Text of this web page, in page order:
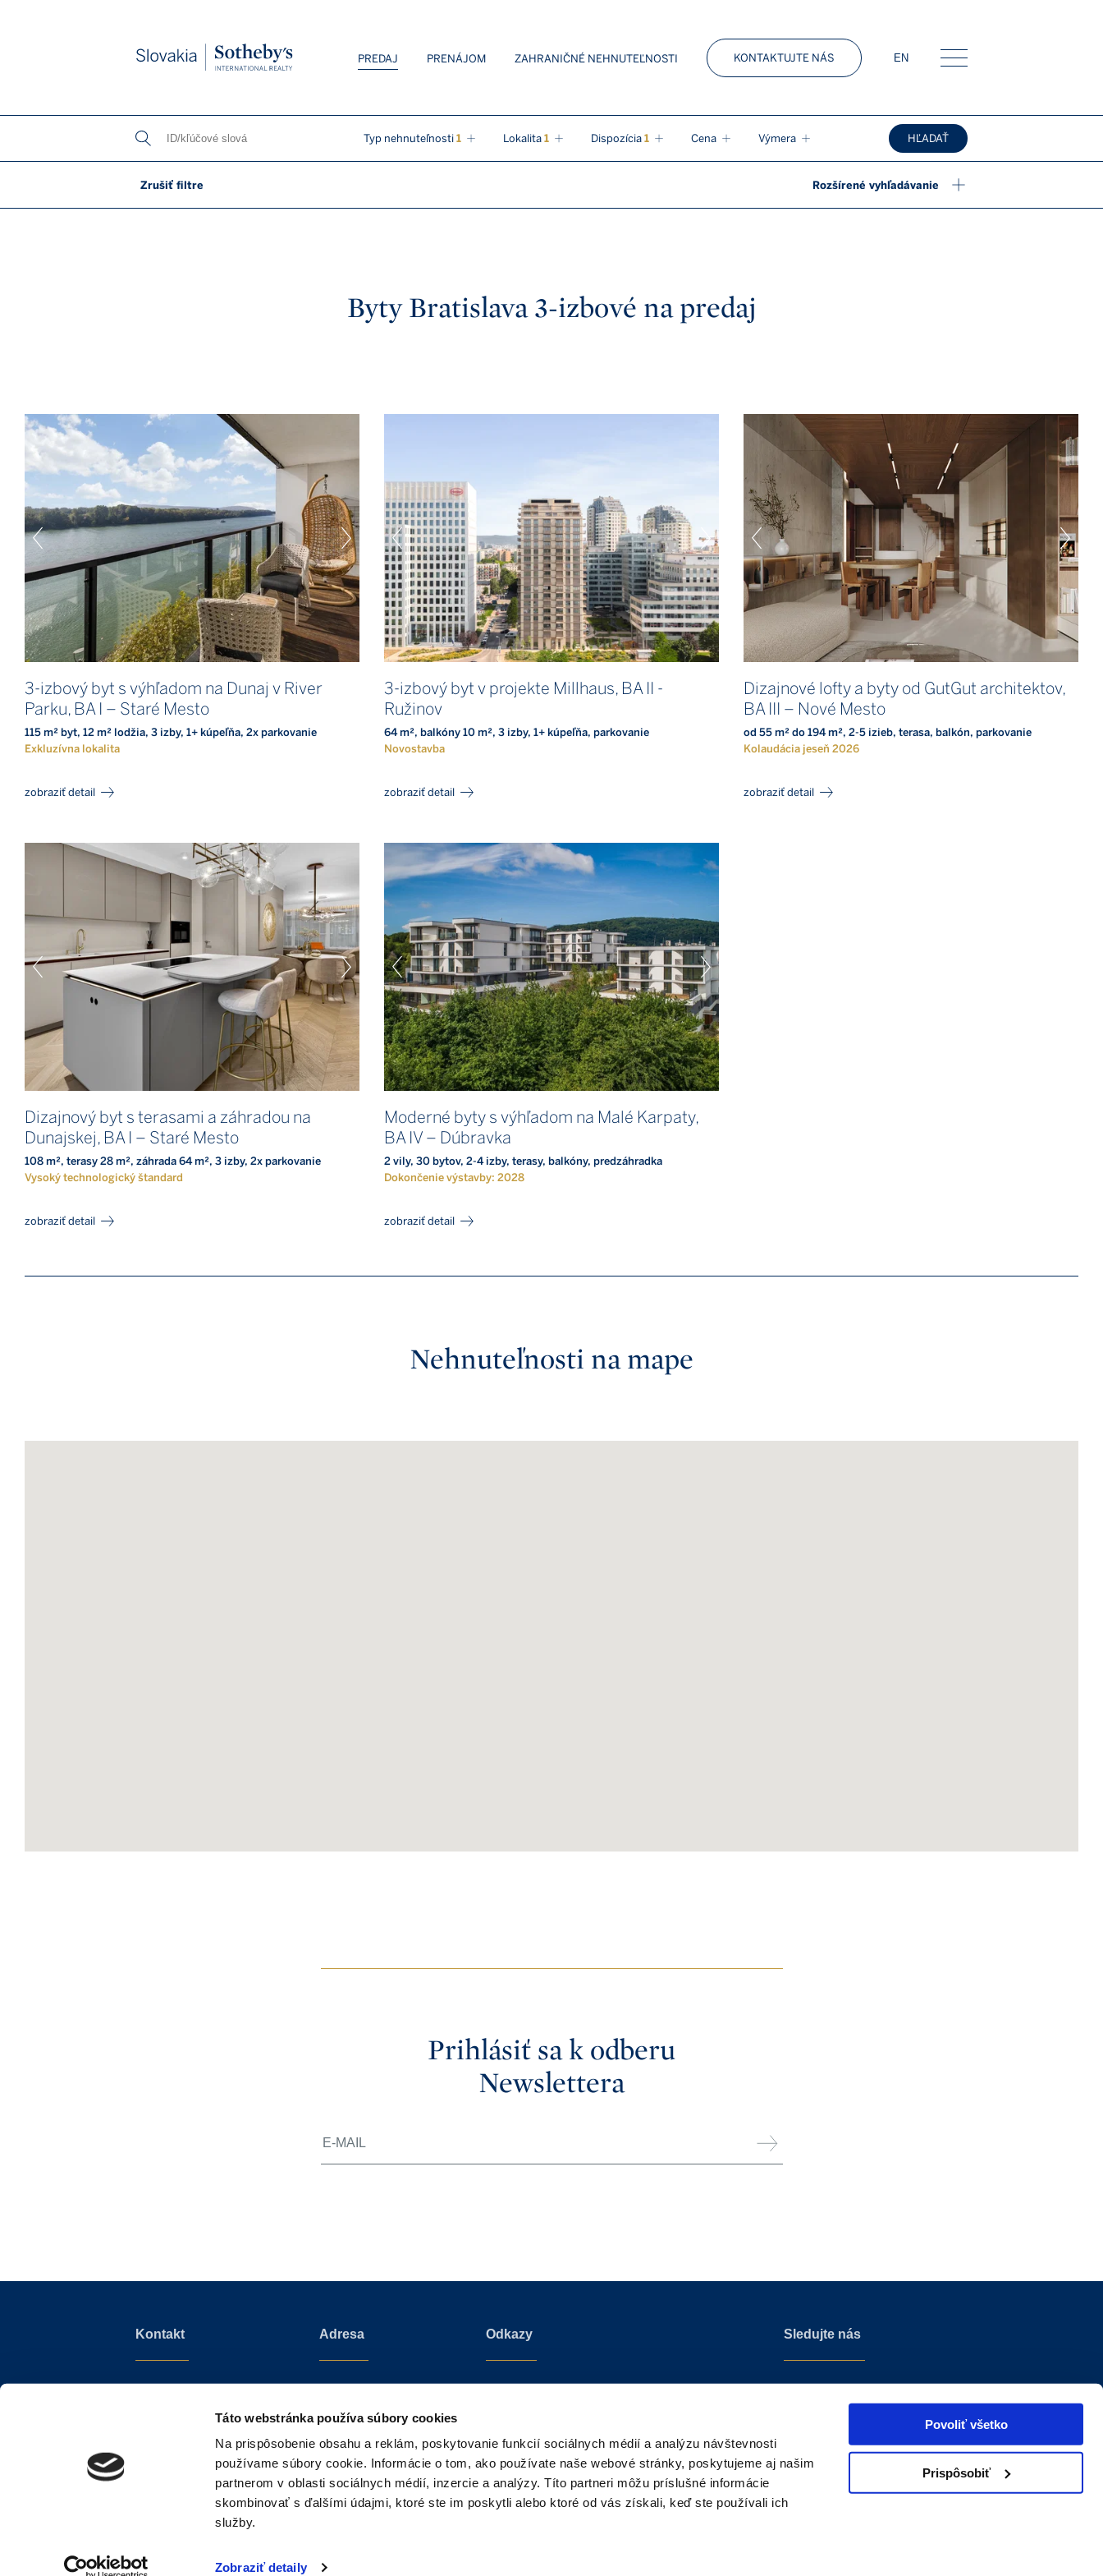
Táto webstránka používa súbory cookies
Na prispôsobenie obsahu a reklám, poskytovanie funkcií sociálnych médií a analýzu návštevnosti
používame súbory cookie. Informácie o tom, ako používate naše webové stránky, poskytujeme aj našim
partnerom v oblasti sociálnych médií, inzercie a analýzy. Títo partneri môžu príslušné informácie
skombinovať s ďalšími údajmi, ktoré ste im poskytli alebo ktoré od vás získali, keď ste používali ich
služby.
Zobraziť detaily
Povoliť všetko
Prispôsobiť
Slovakia Sotheby’s Int. Realty
PREDAJ PRENÁJOM ZAHRANIČNÉ NEHNUTEĽNOSTI KONTAKTUJTE NÁS
EN
Typ nehnuteľnosti 1 Lokalita 1 Dispozícia 1 Cena Výmera HĽADAŤ
Zrušiť filtre Rozšírené vyhľadávanie
Byty Bratislava 3-izbové na predaj
3-izbový byt s výhľadom na Dunaj v River
Parku, BA I – Staré Mesto
115 m² byt, 12 m² lodžia, 3 izby, 1+ kúpeľňa, 2x parkovanie
Exkluzívna lokalita
zobraziť detail
3-izbový byt v projekte Millhaus, BA II -
Ružinov
64 m², balkóny 10 m², 3 izby, 1+ kúpeľňa, parkovanie
Novostavba
zobraziť detail
Dizajnové lofty a byty od GutGut architektov,
BA III – Nové Mesto
od 55 m² do 194 m², 2-5 izieb, terasa, balkón, parkovanie
Kolaudácia jeseň 2026
zobraziť detail
Dizajnový byt s terasami a záhradou na
Dunajskej, BA I – Staré Mesto
108 m², terasy 28 m², záhrada 64 m², 3 izby, 2x parkovanie
Vysoký technologický štandard
zobraziť detail
Moderné byty s výhľadom na Malé Karpaty,
BA IV – Dúbravka
2 vily, 30 bytov, 2-4 izby, terasy, balkóny, predzáhradka
Dokončenie výstavby: 2028
zobraziť detail
Nehnuteľnosti na mape
Prihlásiť sa k odberu
Newslettera
Kontakt
+421 910 606 011
Adresa
Diplomat Park
Slovenská republika
Odkazy
Sotheby’s Auction House
Sledujte nás
Webdesign Cindy Kutíková 2026 © Sotheby´s International Realty